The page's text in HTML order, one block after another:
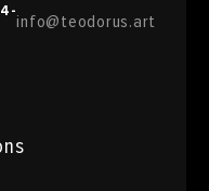
info@teodorus.art